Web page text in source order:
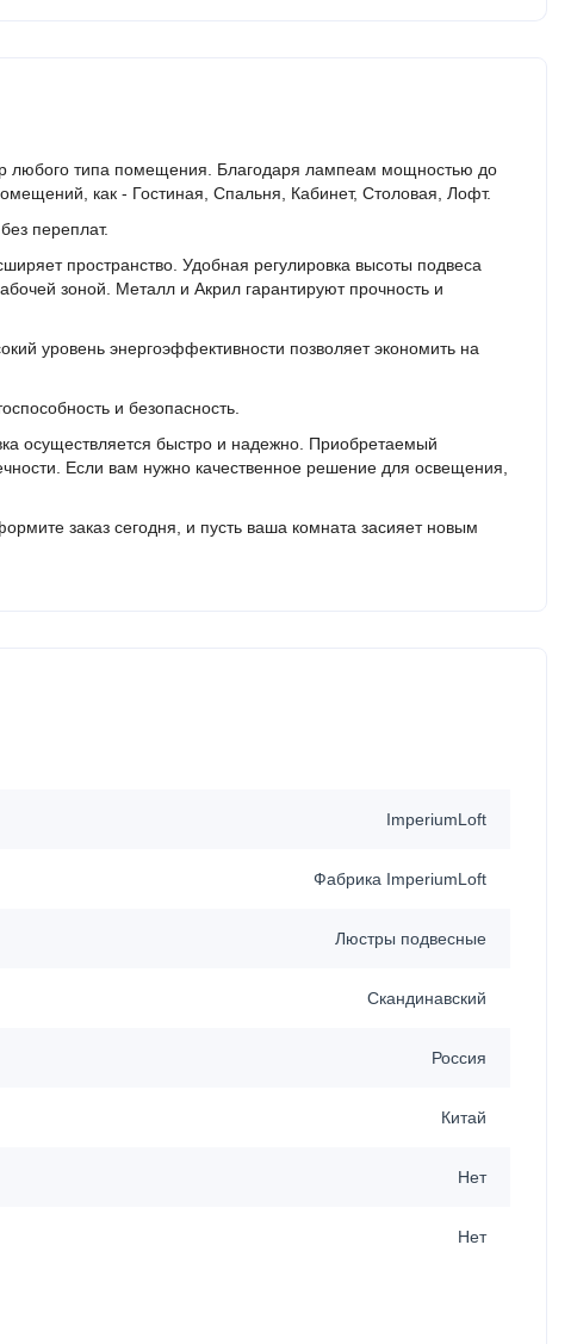
любого типа помещения. Благодаря лампеам мощностью до
как - Гостиная, Спальня, Кабинет, Столовая, Лофт.
переплат.
пространство. Удобная регулировка высоты подвеса
зоной. Металл и Акрил гарантируют прочность и
уровень энергоэффективности позволяет экономить на
и безопасность.
осуществляется быстро и надежно. Приобретаемый
Если вам нужно качественное решение для освещения,
заказ сегодня, и пусть ваша комната засияет новым
ImperiumLoft
Фабрика ImperiumLoft
Люстры подвесные
Скандинавский
Россия
Китай
Нет
Нет